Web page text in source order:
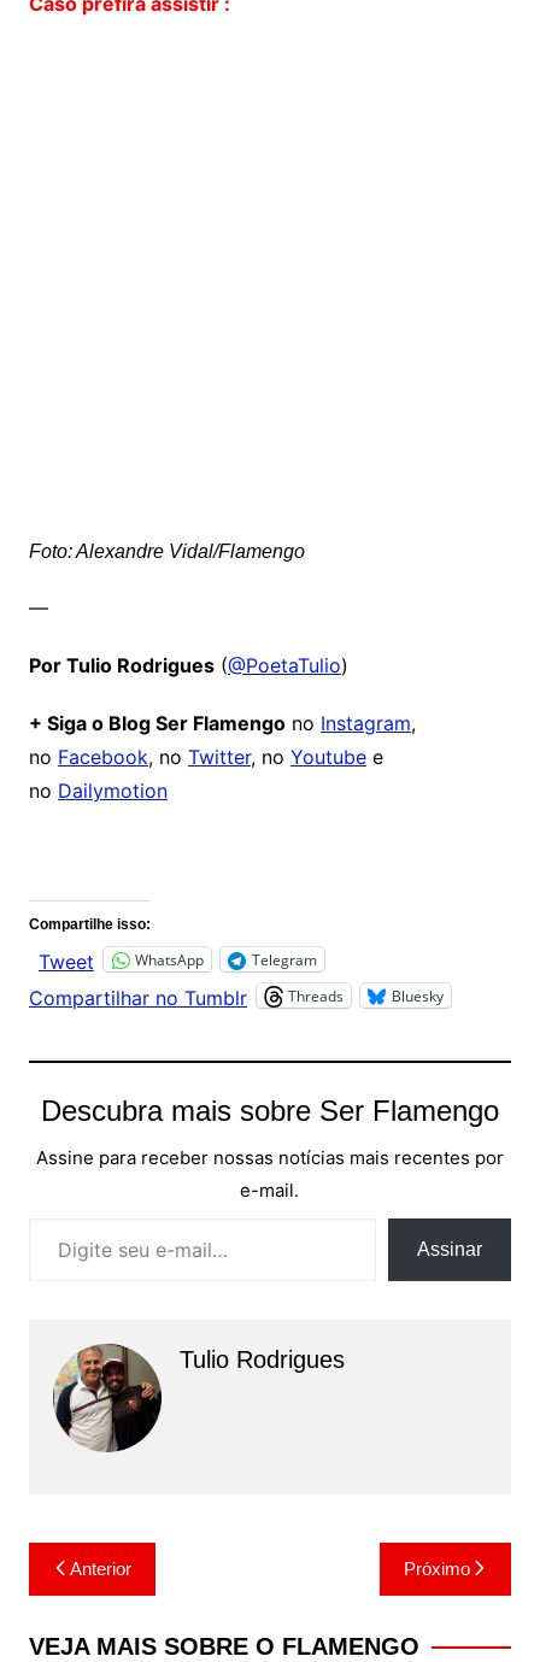
Foto: Alexandre Vidal/Flamengo
—
Por Tulio Rodrigues(@PoetaTulio)
+ Siga o Blog Ser Flamengono Instagram,
no Facebook, no Twitter, no Youtubee
no Dailymotion
Compartilhe isso:
Tweet WhatsApp Telegram
Compartilhar no Tumblr Threads Bluesky
Descubra mais sobre Ser Flamengo
Assine para receber nossas notícias mais recentes por
e-mail.
Assinar
Tulio Rodrigues
Navegação
de
Post
Anterior Próximo
VEJA MAIS SOBRE O FLAMENGO